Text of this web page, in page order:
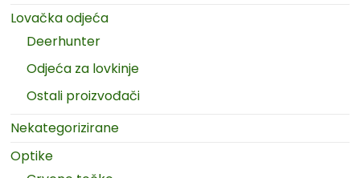
Lovačka odjeća
Deerhunter
Odjeća za lovkinje
Ostali proizvođači
Nekategorizirane
Optike